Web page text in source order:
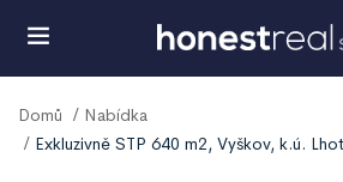
Domů
Nabídka
Exkluzivně STP 640 m2, Vyškov, k.ú.